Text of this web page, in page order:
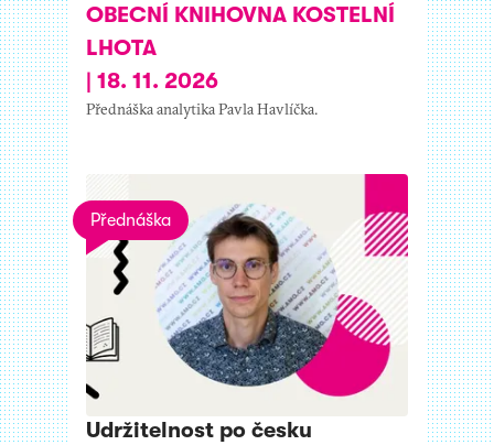
OBECNÍ KNIHOVNA KOSTELNÍ
LHOTA
| 18. 11. 2026
Přednáška analytika Pavla Havlíčka.
Přednáška
Udržitelnost po česku